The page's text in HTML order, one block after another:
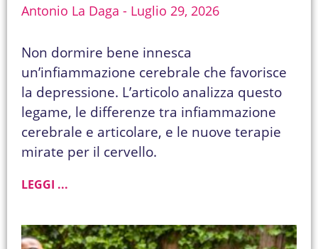
Antonio La Daga Luglio 29, 2026
Non dormire bene innesca
un’infiammazione cerebrale che favorisce
la depressione. L’articolo analizza questo
legame, le differenze tra infiammazione
cerebrale e articolare, e le nuove terapie
mirate per il cervello.
LEGGI ...